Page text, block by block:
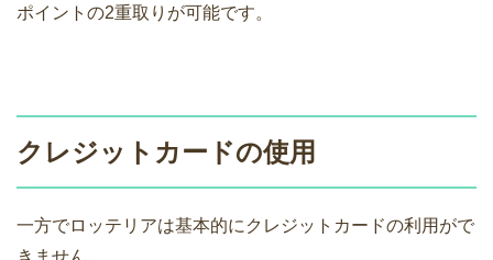
ポイントの2重取りが可能です。
クレジットカードの使用
一方でロッテリアは基本的にクレジットカードの利用がで
きません。